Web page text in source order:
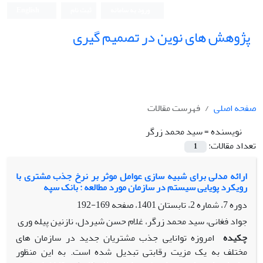
پژوهش های نوین در تصمیم گیری
صفحه اصلی
فهرست مقالات
نویسنده =سید محمد زرگر
تعداد مقالات:
1
ارائه مدلی برای شبیه سازی عوامل موثر بر نرخ جذب مشتری با
رویکرد پویایی سیستم در سازمان مورد مطالعه : بانک سپه
دوره 7، شماره 2، تابستان 1401، صفحه
169-192
جواد فغانی، سید محمد زرگر، غلام حسن شیردل، نازنین پیله وری
چکیده امروزه توانایی جذب مشتریان جدید در سازمان های
مختلف به یک مزیت رقابتی تبدیل شده است. به این منظور